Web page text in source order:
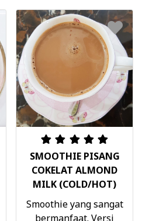
SMOOTHIE PISANG
COKELAT ALMOND
MILK (COLD/HOT)
Smoothie yang sangat
bermanfaat. Versi